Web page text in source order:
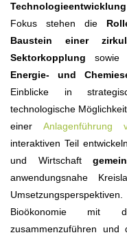
Fokus stehen die
Baustein einer
Sektorkopplung sowie
Energie- und
Einblicke in
technologische
einer Anlagenführung
interaktiven Teil
und Wirtschaft
anwendungsnahe
Bioökonomie mit
zusammenzuführen und